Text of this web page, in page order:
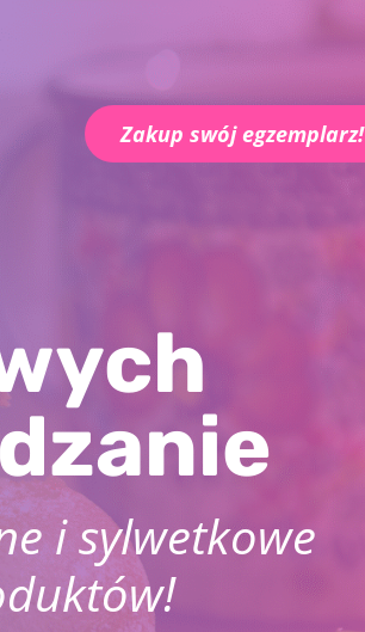
Zakup swój egzemplarz!
i sylwetkowe